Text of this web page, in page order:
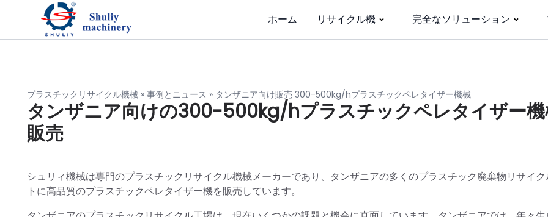
ホーム リサイクル機 完全なソリューション
プラスチックリサイクル機械 » 事例とニュース » タンザニア向け販売 300-500kg/hプラスチックペレタイザー機械
タンザニア向けの300-500kg/hプラスチックペレタイザー
販売
シュリィ機械は専門のプラスチックリサイクル機械メーカーであり、タンザニアの多くのプラスチック廃棄物リサイ
トに高品質のプラスチックペレタイザー機を販売しています。